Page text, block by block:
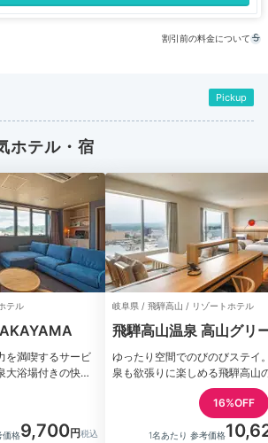
割引前の料金について
Pickup
ホテル・宿
テル
を満喫するサービ
大浴場付きの快適
価格9,700
岐阜県 / 飛騨高山 / リゾートホテル
飛騨高山温泉 高山グリ
テル
ゆったり空間でのびのびステイ
泉も欲張りに楽しめる飛騨高山
16%OFF
1名あたり 参考価格